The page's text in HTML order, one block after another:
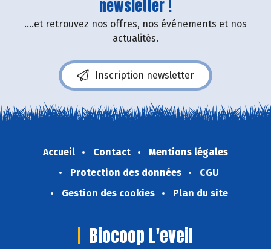
newsletter !
....et retrouvez nos offres, nos événements et nos
actualités.
Inscription newsletter
Accueil Contact
Mentions légales
Protection des données
CGU
Gestion des cookies
Plan du site
Biocoop L'eveil